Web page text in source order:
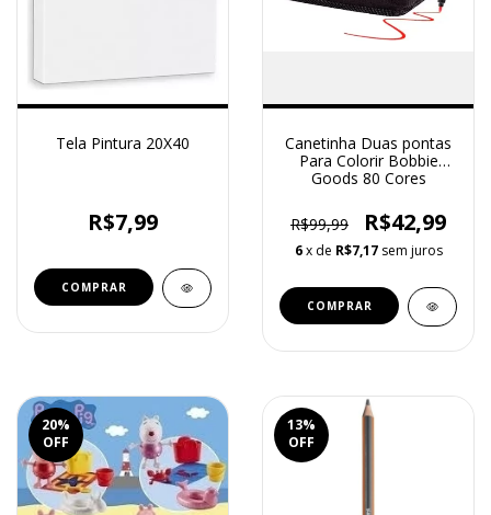
Tela Pintura 20X40
R$7,99
Canetinha Duas pontas
Para Colorir Bobbie
Goods 80 Cores
R$99,99 R$42,99
6 x de R$7,17 sem juros
20%
OFF
13%
OFF